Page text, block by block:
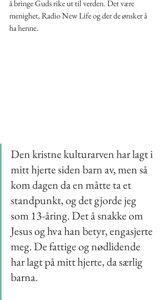
å bringe Guds rike ut til verden. Det være
menighet, Radio New Life og der de ønsker å
ha henne.
Den kristne kulturarven har lagt i
mitt hjerte siden barn av, men så
kom dagen da en måtte ta et
standpunkt, og det gjorde jeg
som 13-åring. Det å snakke om
Jesus og hva han betyr, engasjerte
meg. De fattige og nødlidende
har lagt på mitt hjerte, da særlig
barna.